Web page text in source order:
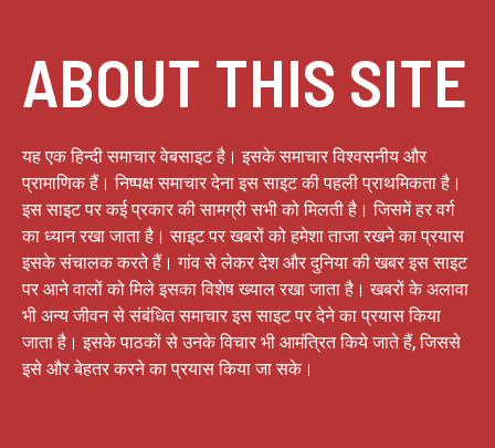
ABOUT THIS SITE
यह एक हिन्दी समाचार वेबसाइट है। इसके समाचार विश्वसनीय और
प्रामाणिक हैं। निष्पक्ष समाचार देना इस साइट की पहली प्राथमिकता है।
इस साइट पर कई प्रकार की सामग्री सभी को मिलती है। जिसमें हर वर्ग
का ध्यान रखा जाता है। साइट पर खबरों को हमेशा ताजा रखने का प्रयास
इसके संचालक करते हैं। गांव से लेकर देश और दुनिया की खबर इस साइट
पर आने वालों को मिले इसका विशेष ख्याल रखा जाता है। खबरों के अलावा
भी अन्य जीवन से संबंधित समाचार इस साइट पर देने का प्रयास किया
जाता है। इसके पाठकों से उनके विचार भी आमंत्रित किये जाते हैं, जिससे
इसे और बेहतर करने का प्रयास किया जा सके।